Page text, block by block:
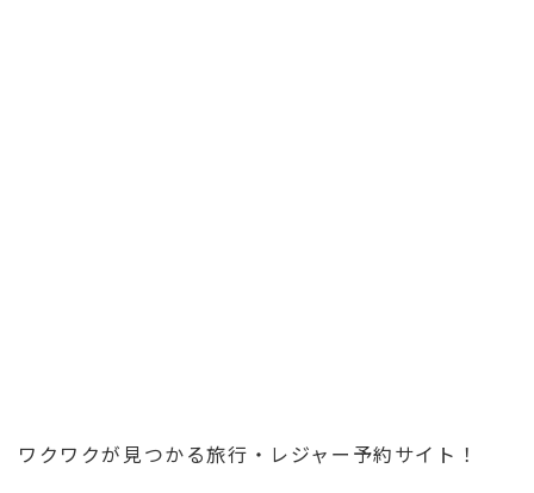
ワクワクが見つかる旅行・レジャー予約サイト！